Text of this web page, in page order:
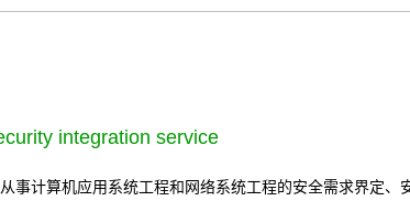
integration service
事计算机应用系统工程和网络系统工程的安全需求界定